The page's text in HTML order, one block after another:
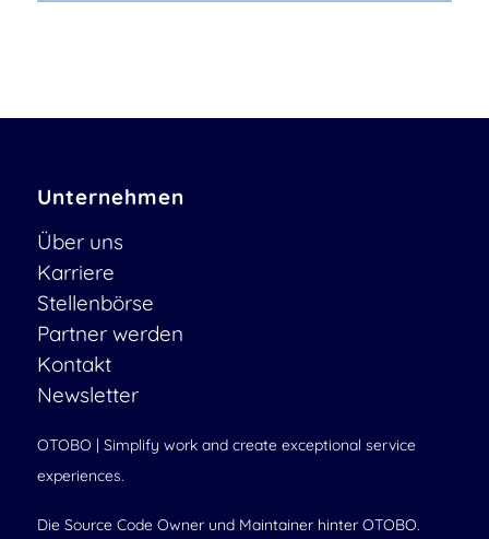
Unternehmen
Über uns
Karriere
Stellenbörse
Partner werden
Kontakt
Newsletter
OTOBO | Simplify work and create exceptional service
experiences.
Die Source Code Owner und Maintainer hinter OTOBO.